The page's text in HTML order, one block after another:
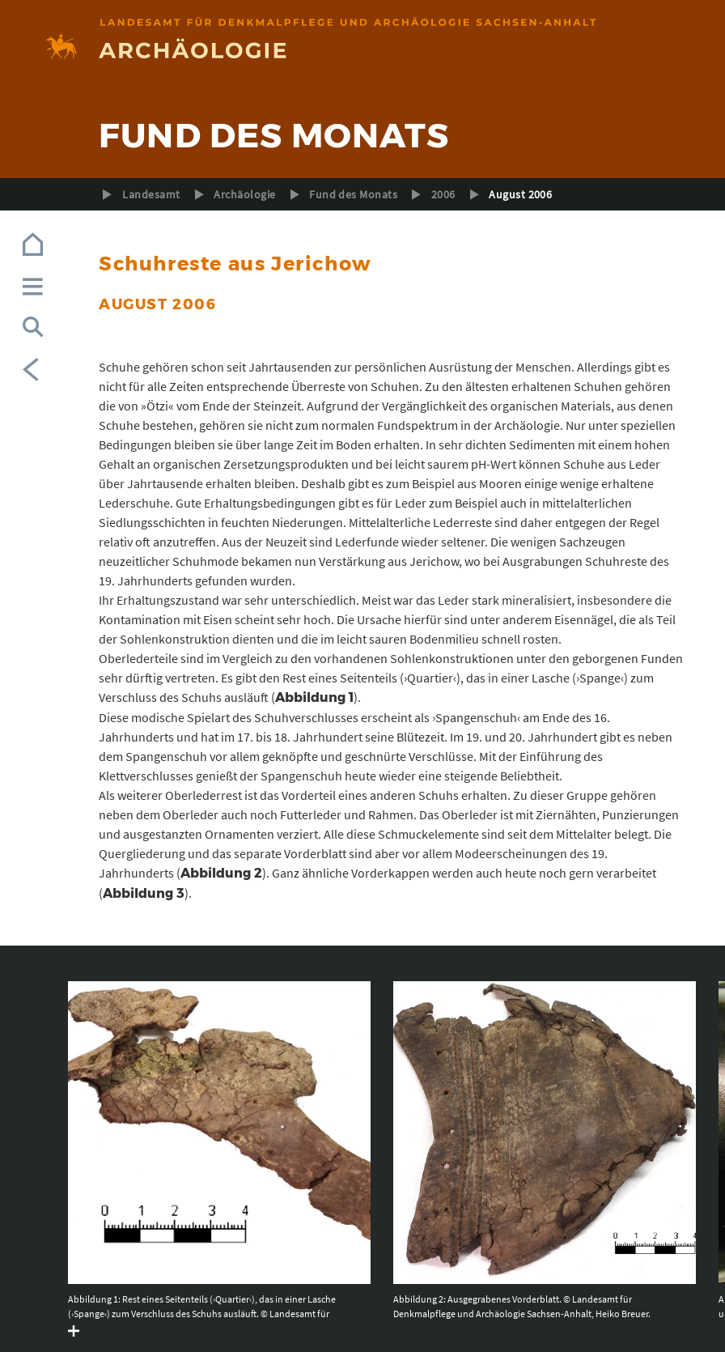
FUND DES MONATS
Landesamt Archäologie Fund des Monats 2006 August 2006
Schuhreste aus Jerichow
AUGUST 2006
Schuhe gehören schon seit Jahrtausenden zur persönlichen Ausrüstung der Menschen. Allerdings gibt es
nicht für alle Zeiten entsprechende Überreste von Schuhen. Zu den ältesten erhaltenen Schuhen gehören
die von »Ötzi« vom Ende der Steinzeit. Aufgrund der Vergänglichkeit des organischen Materials, aus denen
Schuhe bestehen, gehören sie nicht zum normalen Fundspektrum in der Archäologie. Nur unter speziellen
Bedingungen bleiben sie über lange Zeit im Boden erhalten. In sehr dichten Sedimenten mit einem hohen
Gehalt an organischen Zersetzungsprodukten und bei leicht saurem pH-Wert können Schuhe aus Leder
über Jahrtausende erhalten bleiben. Deshalb gibt es zum Beispiel aus Mooren einige wenige erhaltene
Lederschuhe. Gute Erhaltungsbedingungen gibt es für Leder zum Beispiel auch in mittelalterlichen
Siedlungsschichten in feuchten Niederungen. Mittelalterliche Lederreste sind daher entgegen der Regel
relativ oft anzutreffen. Aus der Neuzeit sind Lederfunde wieder seltener. Die wenigen Sachzeugen
neuzeitlicher Schuhmode bekamen nun Verstärkung aus Jerichow, wo bei Ausgrabungen Schuhreste des
19. Jahrhunderts gefunden wurden.
Ihr Erhaltungszustand war sehr unterschiedlich. Meist war das Leder stark mineralisiert, insbesondere die
Kontamination mit Eisen scheint sehr hoch. Die Ursache hierfür sind unter anderem Eisennägel, die als Teil
der Sohlenkonstruktion dienten und die im leicht sauren Bodenmilieu schnell rosten.
Oberlederteile sind im Vergleich zu den vorhandenen Sohlenkonstruktionen unter den geborgenen Funden
sehr dürftig vertreten. Es gibt den Rest eines Seitenteils (›Quartier‹), das in einer Lasche (›Spange‹) zum
Verschluss des Schuhs ausläuft (Abbildung 1).
Diese modische Spielart des Schuhverschlusses erscheint als ›Spangenschuh‹ am Ende des 16.
Jahrhunderts und hat im 17. bis 18. Jahrhundert seine Blütezeit. Im 19. und 20. Jahrhundert gibt es neben
dem Spangenschuh vor allem geknöpfte und geschnürte Verschlüsse. Mit der Einführung des
Klettverschlusses genießt der Spangenschuh heute wieder eine steigende Beliebtheit.
Als weiterer Oberlederrest ist das Vorderteil eines anderen Schuhs erhalten. Zu dieser Gruppe gehören
neben dem Oberleder auch noch Futterleder und Rahmen. Das Oberleder ist mit Ziernähten, Punzierungen
und ausgestanzten Ornamenten verziert. Alle diese Schmuckelemente sind seit dem Mittelalter belegt. Die
Quergliederung und das separate Vorderblatt sind aber vor allem Modeerscheinungen des 19.
Jahrhunderts (Abbildung 2). Ganz ähnliche Vorderkappen werden auch heute noch gern verarbeitet
(Abbildung 3).
Abbildung 1: Rest eines Seitenteils (›Quartier‹), das in einer Lasche
(›Spange‹) zum Verschluss des Schuhs ausläuft. © Landesamt für
Denkmalpflege und Archäologie Sachsen-Anhalt, Heiko Breuer.
Abbildung 2: Ausgegrabenes Vorderblatt. © Landesamt für
Denkmalpflege und Archäologie Sachsen-Anhalt, Heiko Breuer.